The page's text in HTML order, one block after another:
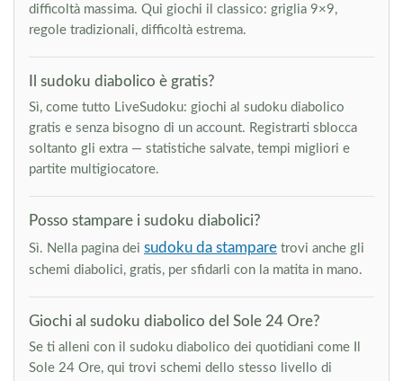
difficoltà massima. Qui giochi il classico: griglia 9×9,
regole tradizionali, difficoltà estrema.
Il sudoku diabolico è gratis?
Sì, come tutto LiveSudoku: giochi al sudoku diabolico
gratis e senza bisogno di un account. Registrarti sblocca
soltanto gli extra — statistiche salvate, tempi migliori e
partite multigiocatore.
Posso stampare i sudoku diabolici?
Sì. Nella pagina dei sudoku da stampare trovi anche gli
schemi diabolici, gratis, per sfidarli con la matita in mano.
Giochi al sudoku diabolico del Sole 24 Ore?
Se ti alleni con il sudoku diabolico dei quotidiani come Il
Sole 24 Ore, qui trovi schemi dello stesso livello di